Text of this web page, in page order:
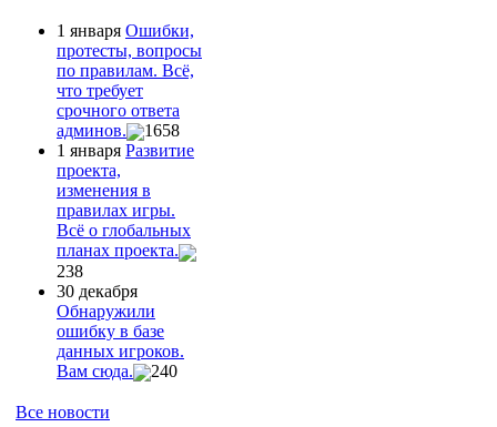
1 января Ошибки,
протесты, вопросы
по правилам. Всё,
что требует
срочного ответа
админов.
1658
1 января Развитие
проекта,
изменения в
правилах игры.
Всё о глобальных
планах проекта.
238
30 декабря
Обнаружили
ошибку в базе
данных игроков.
Вам сюда.
240
Все новости